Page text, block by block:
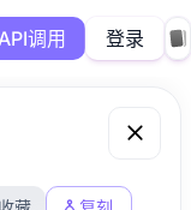
API调用 登录